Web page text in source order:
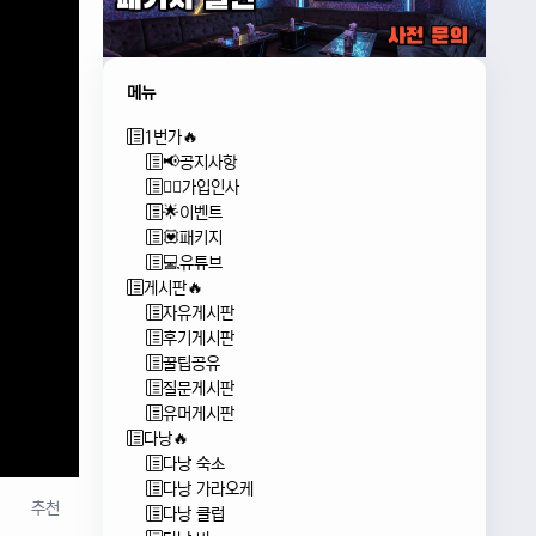
추천
메뉴
1번가🔥
📢공지사항
🙇‍♂️가입인사
🌟이벤트
💟패키지
💻유튜브
게시판🔥
자유게시판
후기게시판
꿀팁공유
질문게시판
유머게시판
다낭🔥
다낭 숙소
다낭 가라오케
다낭 클럽